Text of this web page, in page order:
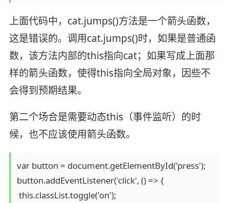
上面代码中，cat.jumps()方法是一个箭头函数，
这是错误的。调用cat.jumps()时，如果是普通函
数，该方法内部的this指向cat；如果写成上面那
样的箭头函数，使得this指向全局对象，因些不
会得到预期结果。
第二个场合是需要动态this（事件监听）的时
候，也不应该使用箭头函数。
var button = document.getElementById('press');
button.addEventListener('click', () => {
this.classList.toggle('on');